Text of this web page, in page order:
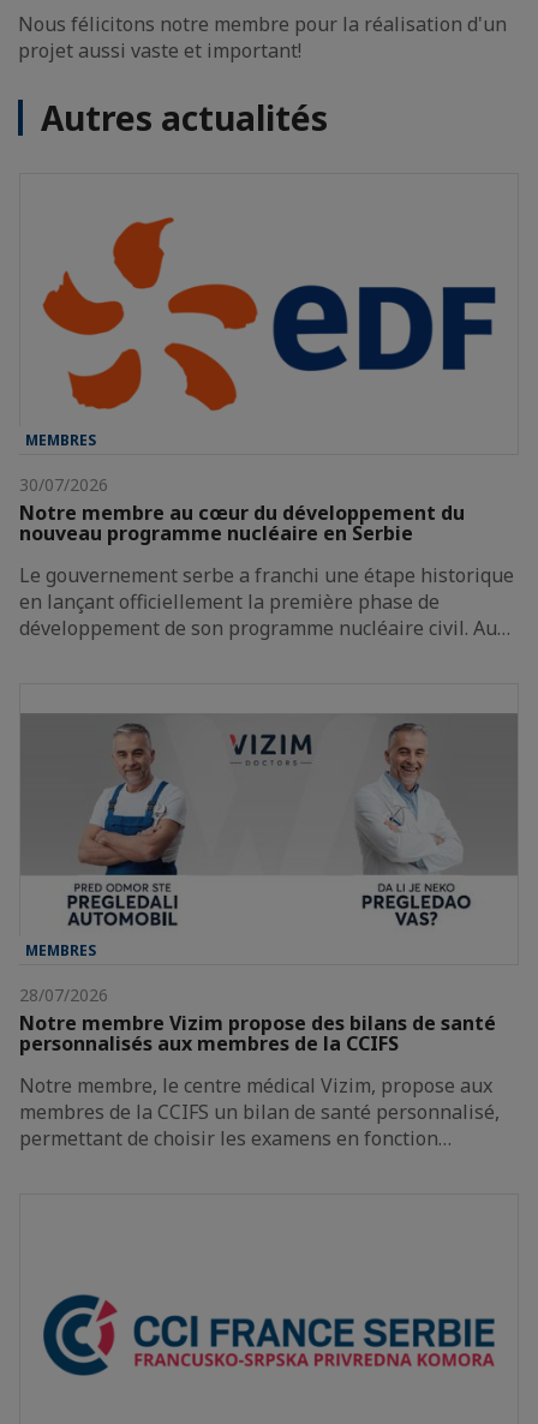
Nous félicitons notre membre pour la réalisation d'un
projet aussi vaste et important!
Autres actualités
MEMBRES
30/07/2026
Notre membre au cœur du développement du
nouveau programme nucléaire en Serbie
Le gouvernement serbe a franchi une étape historique
en lançant officiellement la première phase de
développement de son programme nucléaire civil. Au…
MEMBRES
28/07/2026
Notre membre Vizim propose des bilans de santé
personnalisés aux membres de la CCIFS
Notre membre, le centre médical Vizim, propose aux
membres de la CCIFS un bilan de santé personnalisé,
permettant de choisir les examens en fonction…